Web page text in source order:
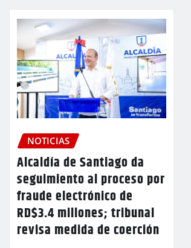
NOTICIAS
Alcaldía de Santiago da
seguimiento al proceso por
fraude electrónico de
RD$3.4 millones; tribunal
revisa medida de coerción